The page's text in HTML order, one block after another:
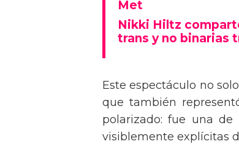
Met
Nikki Hiltz
trans y no binarias
Este espectáculo no
que también
polarizado: fue una de
visiblemente explícitas